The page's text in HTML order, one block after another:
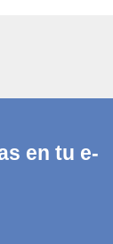
en tu e-